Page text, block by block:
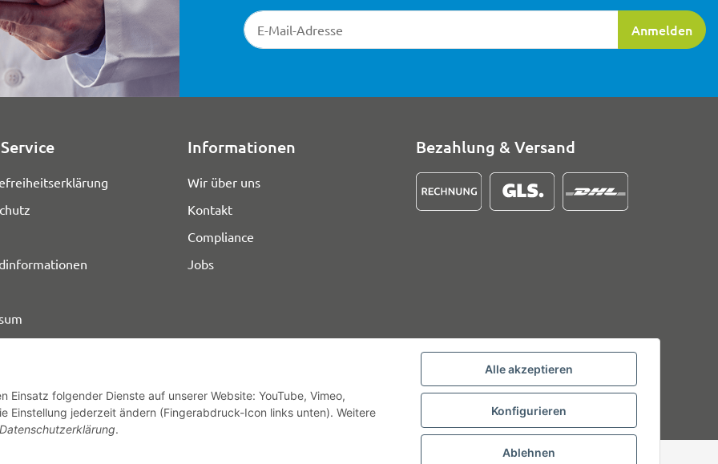
Alle akzeptieren
Konfigurieren
Ablehnen
Einsatz folgender Dienste auf unserer Website: YouTube, Vimeo,
Einstellung jederzeit ändern (Fingerabdruck-Icon links unten). Weitere
Datenschutzerklärung.
Newsletter-Registrierung
Anmelden
Informationen
Wir über uns
Kontakt
Compliance
Jobs
Bezahlung & Versand